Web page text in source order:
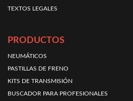
TEXTOS LEGALES
PRODUCTOS
NEUMÁTICOS
PASTILLAS DE FRENO
KITS DE TRANSMISIÓN
BUSCADOR PARA PROFESIONALES